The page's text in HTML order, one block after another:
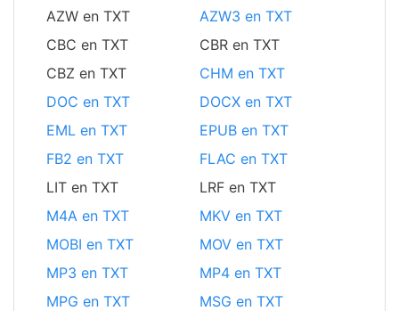
AZW en TXT
AZW3 en TXT
CBC en TXT
CBR en TXT
CBZ en TXT
CHM en TXT
DOC en TXT
DOCX en TXT
EML en TXT
EPUB en TXT
FB2 en TXT
FLAC en TXT
LIT en TXT
LRF en TXT
M4A en TXT
MKV en TXT
MOBI en TXT
MOV en TXT
MP3 en TXT
MP4 en TXT
MPG en TXT
MSG en TXT